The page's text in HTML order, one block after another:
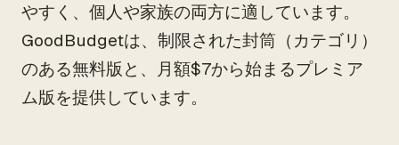
やすく、個人や家族の両方に適しています。
GoodBudgetは、制限された封筒（カテゴリ）
のある無料版と、月額$7から始まるプレミア
ム版を提供しています。